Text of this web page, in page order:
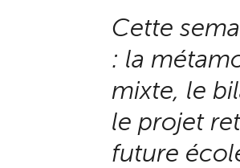
Cette
: la
mixte, le
le projet
future